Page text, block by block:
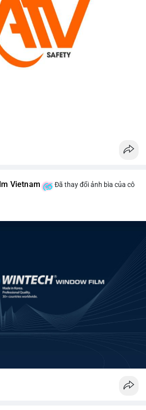
Vietnam
Đã thay đổi ảnh bìa của cô